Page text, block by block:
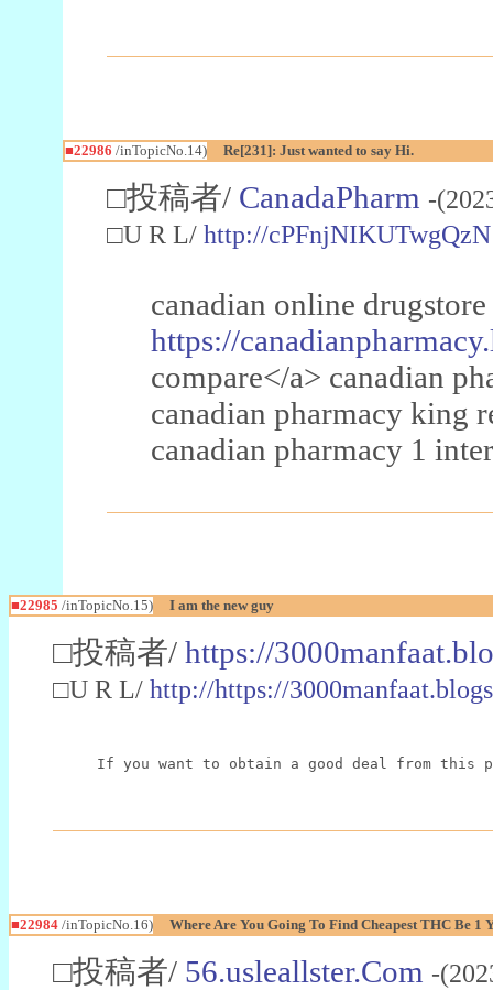
■22986 /inTopicNo.14) Re[231]: Just wanted to say Hi.
□投稿者/ CanadaPharm -
□U R L/ http://cPFnjNIKUTwgQzN
canadian online
https://
compare</a> canadian
canadian pharmacy king
canadian pharmacy 1
■22985 /inTopicNo.15) I am the new guy
□投稿者/ https://
□U R L/ http://https://
If you want to obtain a good deal from this
■22984 /inTopicNo.16) Where Are You Going To Find Cheapest THC Be 1
□投稿者/ 56.usleallster.Com -